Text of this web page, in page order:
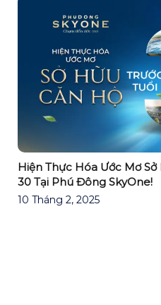
Hiện Thực Hóa Ước Mơ
30 Tại Phú Đông SkyOne!
10 Tháng 2, 2025